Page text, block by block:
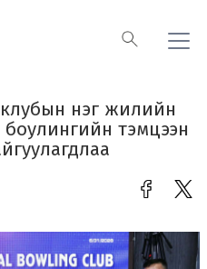
нэг жилийн
тэмцээн